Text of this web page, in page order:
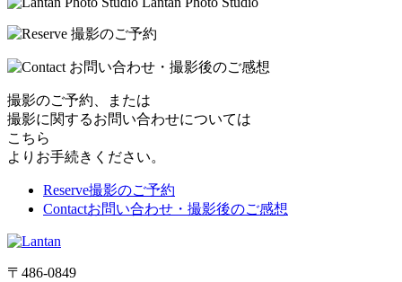
撮影のご予約、または
撮影に関するお問い合わせについては
こちら
よりお手続きください。
Reserve撮影のご予約
Contactお問い合わせ・撮影後のご感想
〒486-0849